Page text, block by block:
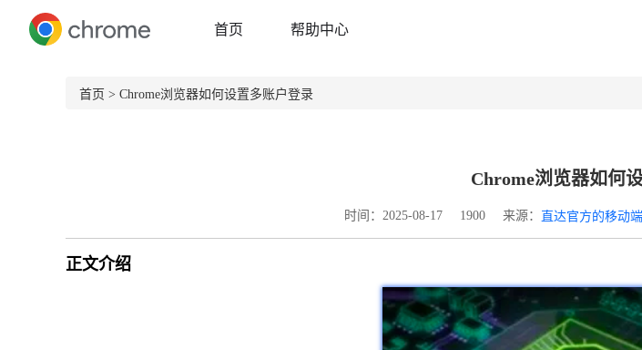
首页 帮助中心
首页 > Chrome浏览器如何设置多账户登录
Chrome浏览器如何
时间：2025-08-17 1900 来源： 直达官方的移动
正文介绍